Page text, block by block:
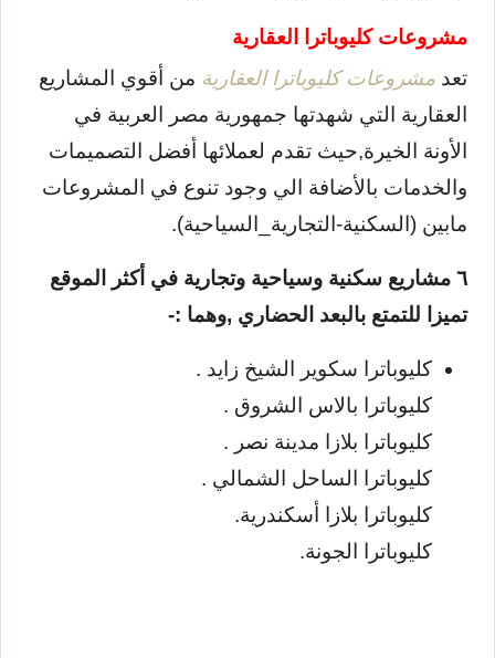
مشروعات كليوباترا العقارية
تعد مشروعات كليوباترا العقارية من أقوي المشاريع
العقارية التي شهدتها جمهورية مصر العربية في
الأونة الخيرة,حيث تقدم لعملائها أفضل التصميمات
والخدمات بالأضافة الي وجود تنوع في المشروعات
مابين (السكنية-التجارية_السياحية).
٦ مشاريع سكنية وسياحية وتجارية في أكثر الموقع
تميزا للتمتع بالبعد الحضاري ,وهما :-
كليوباترا سكوير الشيخ زايد .
كليوباترا بالاس الشروق .
كليوباترا بلازا مدينة نصر .
كليوباترا الساحل الشمالي .
كليوباترا بلازا أسكندرية.
كليوباترا الجونة.